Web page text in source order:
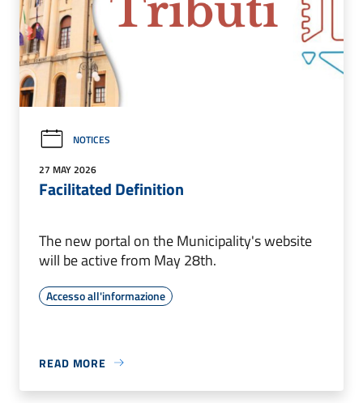
NOTICES
27 MAY 2026
Facilitated Definition
The new portal on the Municipality's website
will be active from May 28th.
Accesso all'informazione
READ MORE